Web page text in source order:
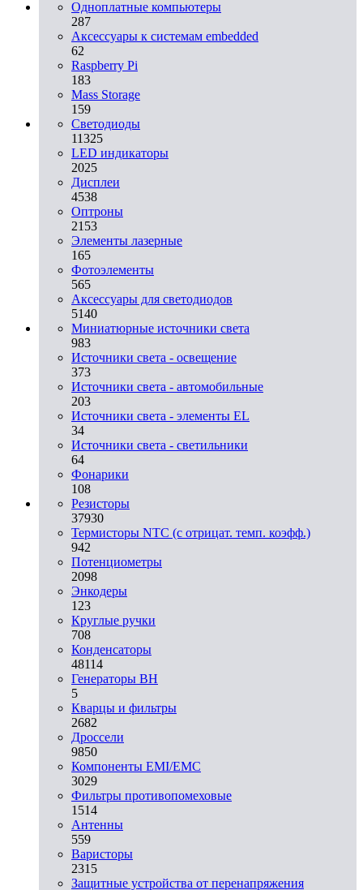
Одноплатные компьютеры
287
Аксессуары к системам embedded
62
Raspberry Pi
183
Mass Storage
159
Светодиоды
11325
LED индикаторы
2025
Дисплеи
4538
Оптроны
2153
Элементы лазерные
165
Фотоэлементы
565
Аксессуары для светодиодов
5140
Миниатюрные источники света
983
Источники света - освещение
373
Источники света - автомобильные
203
Источники света - элементы EL
34
Источники света - светильники
64
Фонарики
108
Резисторы
37930
Термисторы NTC (с отрицат. темп. коэфф.)
942
Потенциометры
2098
Энкодеры
123
Круглые ручки
708
Конденсаторы
48114
Генераторы ВН
5
Кварцы и фильтры
2682
Дроссели
9850
Компоненты EMI/EMC
3029
Фильтры противопомеховые
1514
Антенны
559
Варисторы
2315
Защитные устройства от перенапряжения